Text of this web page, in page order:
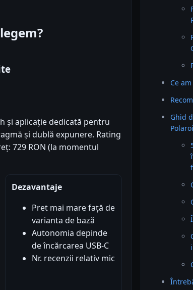
și aplicație dedicată pentru
și dublă expunere. Rating
729 RON (la momentul
Dezavantaje
Pret mai mare față de
varianta de bază
Autonomia depinde
de încărcarea USB-C
Nr. recenzii relativ mic
Ce
Ghid